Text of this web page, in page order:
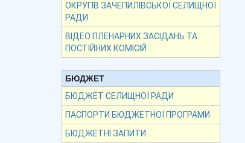
ОКРУГІВ ЗАЧЕПИЛІВСЬКОЇ СЕЛИЩНОЇ
РАДИ
ВІДЕО ПЛЕНАРНИХ ЗАСІДАНЬ ТА
ПОСТІЙНИХ КОМІСІЙ
БЮДЖЕТ
БЮДЖЕТ СЕЛИЩНОЇ РАДИ
ПАСПОРТИ БЮДЖЕТНОЇ ПРОГРАМИ
БЮДЖЕТНІ ЗАПИТИ